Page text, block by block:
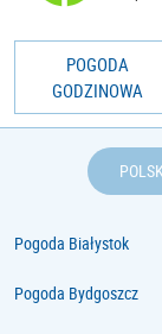
POGODA
GODZINOWA
Pogoda Białystok
Pogoda Bydgoszcz